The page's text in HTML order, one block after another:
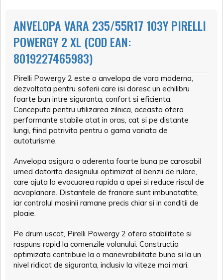
ANVELOPA VARA 235/55R17 103Y PIRELLI
POWERGY 2 XL (COD EAN:
8019227465983)
Pirelli Powergy 2 este o anvelopa de vara moderna,
dezvoltata pentru soferii care isi doresc un echilibru
foarte bun intre siguranta, confort si eficienta.
Conceputa pentru utilizarea zilnica, aceasta ofera
performante stabile atat in oras, cat si pe distante
lungi, fiind potrivita pentru o gama variata de
autoturisme.
Anvelopa asigura o aderenta foarte buna pe carosabil
umed datorita designului optimizat al benzii de rulare,
care ajuta la evacuarea rapida a apei si reduce riscul de
acvaplanare. Distantele de franare sunt imbunatatite,
iar controlul masinii ramane precis chiar si in conditii de
ploaie.
Pe drum uscat, Pirelli Powergy 2 ofera stabilitate si
raspuns rapid la comenzile volanului. Constructia
optimizata contribuie la o manevrabilitate buna si la un
nivel ridicat de siguranta, inclusiv la viteze mai mari.